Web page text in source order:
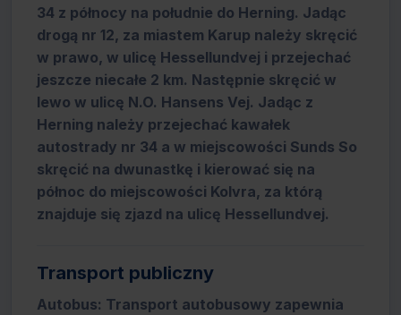
34 z północy na południe do Herning. Jadąc
drogą nr 12, za miastem Karup należy skręcić
w prawo, w ulicę Hessellundvej i przejechać
jeszcze niecałe 2 km. Następnie skręcić w
lewo w ulicę N.O. Hansens Vej. Jadąc z
Herning należy przejechać kawałek
autostrady nr 34 a w miejscowości Sunds So
skręcić na dwunastkę i kierować się na
północ do miejscowości Kolvra, za którą
znajduje się zjazd na ulicę Hessellundvej.
Transport publiczny
Autobus: Transport autobusowy zapewnia